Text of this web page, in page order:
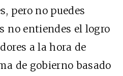
pero no puedes
no entiendes el logro
a la hora de
de gobierno basado